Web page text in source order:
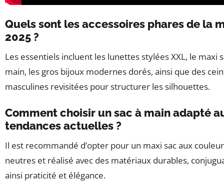
Quels sont les accessoires phares de la
2025 ?
Les essentiels incluent les lunettes stylées XXL, le maxi
main, les gros bijoux modernes dorés, ainsi que des
masculines revisitées pour structurer les silhouettes.
Comment choisir un sac à main adapté
tendances actuelles ?
Il est recommandé d’opter pour un maxi sac aux
neutres et réalisé avec des matériaux durables,
ainsi praticité et élégance.